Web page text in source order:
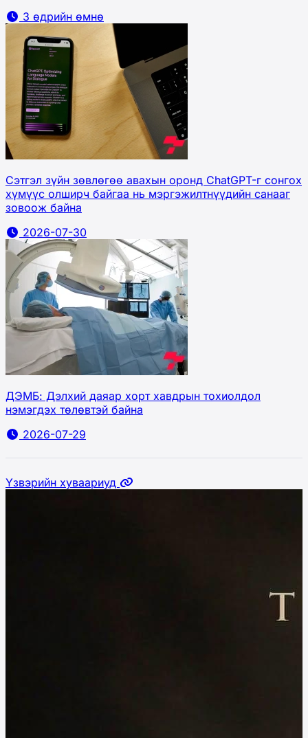
3 өдрийн өмнө
Сэтгэл зүйн зөвлөгөө авахын оронд ChatGPT-г сонгох
хүмүүс олширч байгаа нь мэргэжилтнүүдийн санааг
зовоож байна
2026-07-30
ДЭМБ: Дэлхий даяар хорт хавдрын тохиолдол
нэмэгдэх төлөвтэй байна
2026-07-29
Үзвэрийн хуваариуд